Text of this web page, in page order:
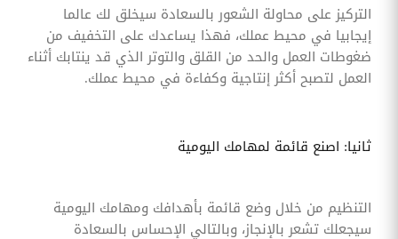
التركيز على محاولة الشعور بالسعادة سيخلق لك عالما
إيجابيا في محيط عملك، فهذا يساعدك على التخفيف من
ضغوطات العمل والحد من القلق والتوتر الذي قد ينتابك أثناء
العمل لتصبح أكثر إنتاجية وكفاءة في محيط عملك.
ثانيا: اصنع قائمة لمهامك اليومية
التنظيم من خلال وضع قائمة بأهدافك ومهامك اليومية
سيجعلك تشعر بالإنجاز، وبالتالي الإحساس بالسعادة